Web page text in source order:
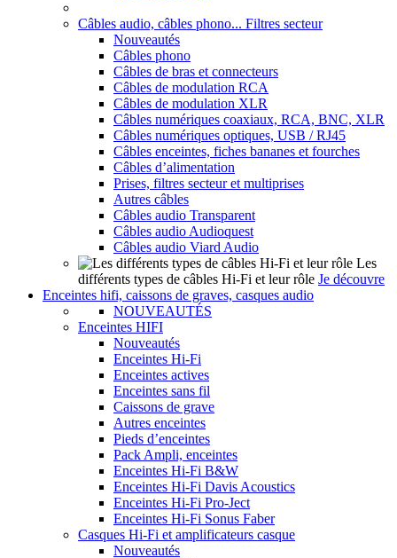
Câbles audio, câbles phono... Filtres secteur
Nouveautés
Câbles phono
Câbles de bras et connecteurs
Câbles de modulation RCA
Câbles de modulation XLR
Câbles numériques coaxiaux, RCA, BNC, XLR
Câbles numériques optiques, USB / RJ45
Câbles enceintes, fiches bananes et fourches
Câbles d’alimentation
Prises, filtres secteur et multiprises
Autres câbles
Câbles audio Transparent
Câbles audio Audioquest
Câbles audio Viard Audio
Les
différents types de câbles Hi-Fi et leur rôle Je découvre
Enceintes hifi, caissons de graves, casques audio
NOUVEAUTÉS
Enceintes HIFI
Nouveautés
Enceintes Hi-Fi
Enceintes actives
Enceintes sans fil
Caissons de grave
Autres enceintes
Pieds d’enceintes
Pack Ampli, enceintes
Enceintes Hi-Fi B&W
Enceintes Hi-Fi Davis Acoustics
Enceintes Hi-Fi Pro-Ject
Enceintes Hi-Fi Sonus Faber
Casques Hi-Fi et amplificateurs casque
Nouveautés